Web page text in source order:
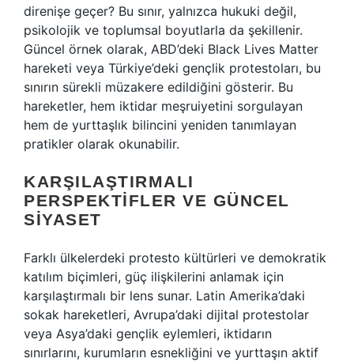
direnişe geçer? Bu sınır, yalnızca hukuki değil,
psikolojik ve toplumsal boyutlarla da şekillenir.
Güncel örnek olarak, ABD’deki Black Lives Matter
hareketi veya Türkiye’deki gençlik protestoları, bu
sınırın sürekli müzakere edildiğini gösterir. Bu
hareketler, hem iktidar meşruiyetini sorgulayan
hem de yurttaşlık bilincini yeniden tanımlayan
pratikler olarak okunabilir.
KARŞILAŞTIRMALI
PERSPEKTIFLER VE GÜNCEL
SIYASET
Farklı ülkelerdeki protesto kültürleri ve demokratik
katılım biçimleri, güç ilişkilerini anlamak için
karşılaştırmalı bir lens sunar. Latin Amerika’daki
sokak hareketleri, Avrupa’daki dijital protestolar
veya Asya’daki gençlik eylemleri, iktidarın
sınırlarını, kurumların esnekliğini ve yurttaşın aktif